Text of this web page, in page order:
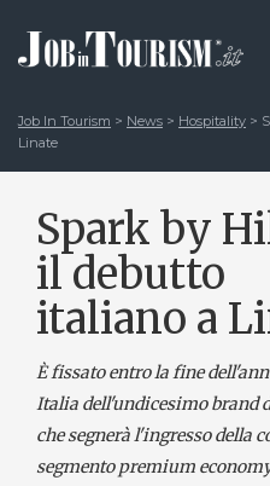
Job In Tourism > News > Hospitality >
Linate
Spark by
il debutto
italiano a
È fissato entro la fine
Italia dell'undicesimo brand
che segnerà l'ingresso della
segmento premium